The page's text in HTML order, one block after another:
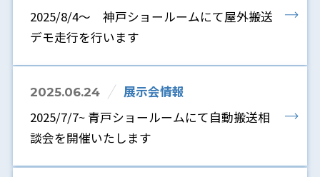
2025/8/4～ 神戸ショールームにて屋外搬送
デモ走行を行います
2025.06.24
展示会情報
2025/7/7~ 青戸ショールームにて自動搬送相
談会を開催いたします